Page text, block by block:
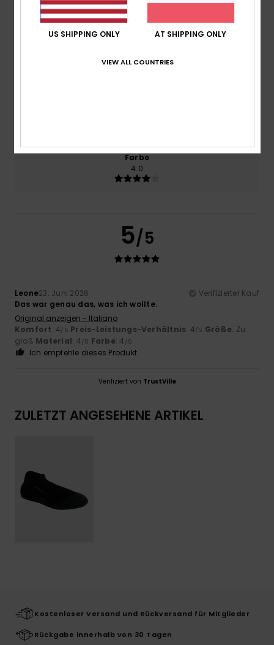
Komfort
4.0
Farbe
4.0
5/5
Leone23. Juni 2026
Verifizierter Kauf
Das war genau das, was ich wollte.
Original anzeigen - Italiano
Komfort: 4/5 Preis-Leistungs-Verhältnis: 4/5 Größe: Zu
groß Material: 4/5 Farbe: 4 /5
Ich empfehle dieses Produkt
Verifiziert von TrustVille
ZULETZT ANGESEHENE ARTIKEL
Kostenloser Versand und Rückversand für Mitglieder
Rückgabe innerhalb von 30 Tagen
US SHIPPING ONLY AT SHIPPING ONLY
VIEW ALL COUNTRIES